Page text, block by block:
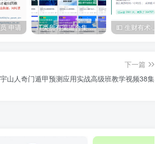
申请 IT类所有渠道合集 持续日更，目前近四千多条资源 年费用户微信私信获取权限
下一篇
山人奇门遁甲预测应用实战高级班教学视频38集